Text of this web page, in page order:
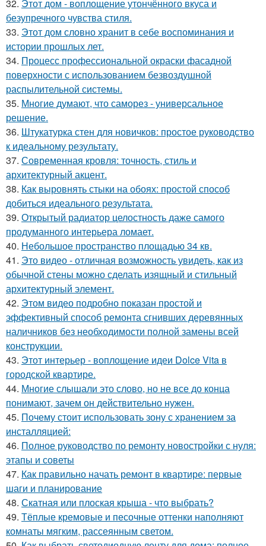
32. Этот дом - воплощение утончённого вкуса и
безупречного чувства стиля.
33. Этот дом словно хранит в себе воспоминания и
истории прошлых лет.
34. Процесс профессиональной окраски фасадной
поверхности с использованием безвоздушной
распылительной системы.
35. Многие думают, что саморез - универсальное
решение.
36. Штукатурка стен для новичков: простое руководство
к идеальному результату.
37. Современная кровля: точность, стиль и
архитектурный акцент.
38. Как выровнять стыки на обоях: простой способ
добиться идеального результата.
39. Открытый радиатор целостность даже самого
продуманного интерьера ломает.
40. Небольшое пространство площадью 34 кв.
41. Это видео - отличная возможность увидеть, как из
обычной стены можно сделать изящный и стильный
архитектурный элемент.
42. Этом видео подробно показан простой и
эффективный способ ремонта сгнивших деревянных
наличников без необходимости полной замены всей
конструкции.
43. Этот интерьер - воплощение идеи Dolce Vita в
городской квартире.
44. Многие слышали это слово, но не все до конца
понимают, зачем он действительно нужен.
45. Почему стоит использовать зону с хранением за
инсталляцией:
46. Полное руководство по ремонту новостройки с нуля:
этапы и советы
47. Как правильно начать ремонт в квартире: первые
шаги и планирование
48. Скатная или плоская крыша - что выбрать?
49. Тёплые кремовые и песочные оттенки наполняют
комнаты мягким, рассеянным светом.